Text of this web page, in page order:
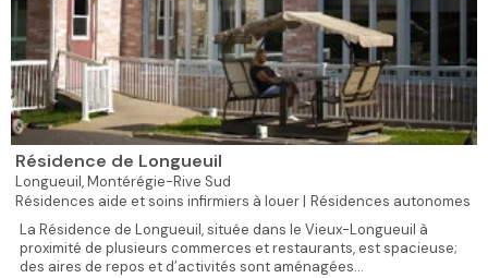
Résidence de Longueuil
Longueuil,Montérégie-Rive Sud
Résidences aide et soins infirmiers à louer | Résidences autonomes
La Résidence de Longueuil, située dans le Vieux-Longueuil à
proximité de plusieurs commerces et restaurants, est spacieuse;
des aires de repos et d’activités sont aménagées...